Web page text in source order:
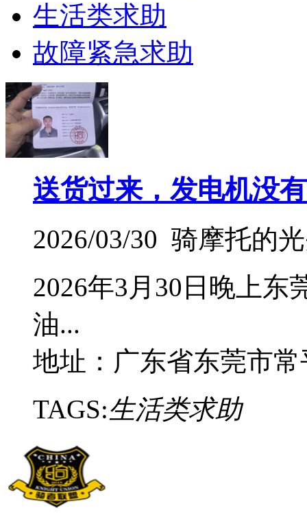
生活类求助
故障紧急求助
送货过来，发电机没
2026/03/30 骑摩托的
2026年3月30日晚上东
油...
地址：广东省东莞市
TAGS:生活类求助